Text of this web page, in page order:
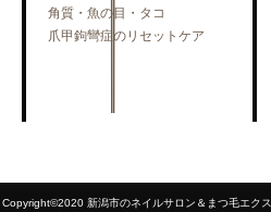
角質・魚の目・タコ
爪甲鉤彎症のリセットケア
Copyright©2020 新潟市のネイルサロン＆まつ毛エク